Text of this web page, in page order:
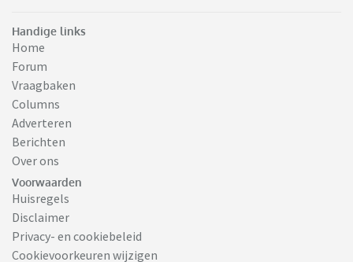
Handige links
Home
Forum
Vraagbaken
Columns
Adverteren
Berichten
Over ons
Voorwaarden
Huisregels
Disclaimer
Privacy- en cookiebeleid
Cookievoorkeuren wijzigen